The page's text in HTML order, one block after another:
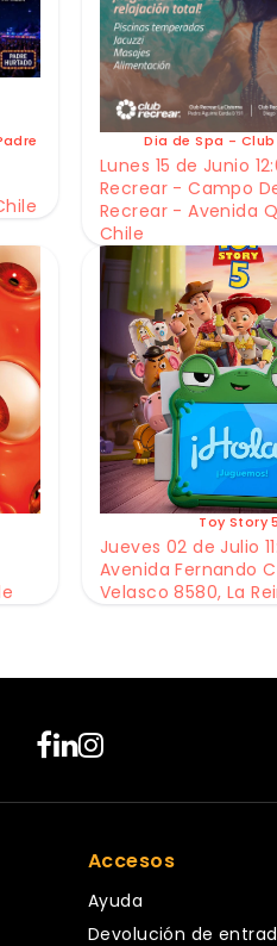
Dia de Spa - Club
Lunes 15 de Junio
Recrear - Campo
Recrear - Avenida
Chile
Toy Story 5
Jueves 02 de Julio
Avenida Fernando
Velasco 8580, La
Accesos
Ayuda
Devolución de